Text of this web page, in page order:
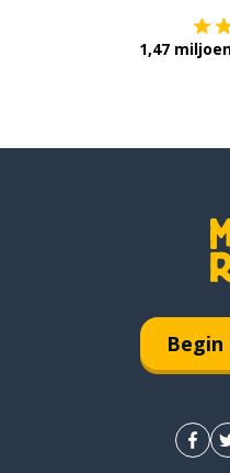
1,47